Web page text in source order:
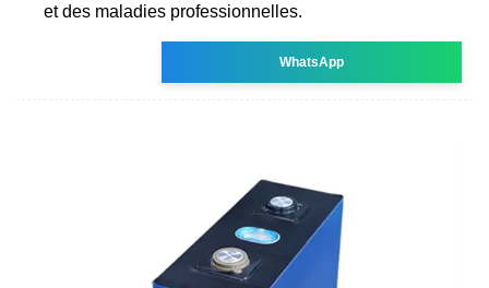
et des maladies professionnelles.
WhatsApp